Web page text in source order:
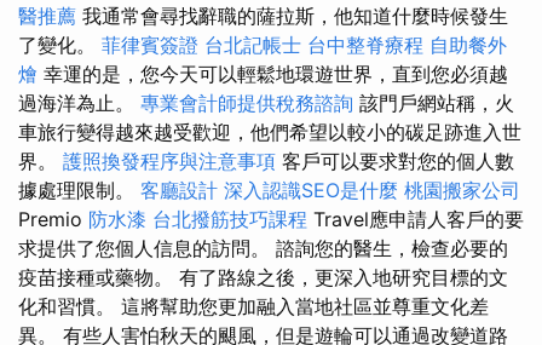
醫推薦 我通常會尋找辭職的薩拉斯，他知道什麼時候發生
了變化。 菲律賓簽證 台北記帳士 台中整脊療程 自助餐外
燴 幸運的是，您今天可以輕鬆地環遊世界，直到您必須越
過海洋為止。 專業會計師提供稅務諮詢 該門戶網站稱，火
車旅行變得越來越受歡迎，他們希望以較小的碳足跡進入世
界。 護照換發程序與注意事項 客戶可以要求對您的個人數
據處理限制。 客廳設計 深入認識SEO是什麼 桃園搬家公司
Premio 防水漆 台北撥筋技巧課程 Travel應申請人客戶的要
求提供了您個人信息的訪問。 諮詢您的醫生，檢查必要的
疫苗接種或藥物。 有了路線之後，更深入地研究目標的文
化和習慣。 這將幫助您更加融入當地社區並尊重文化差
異。 有些人害怕秋天的颶風，但是遊輪可以通過改變道路